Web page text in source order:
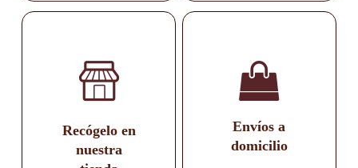
Recógelo en
nuestra
Envíos a
domicilio